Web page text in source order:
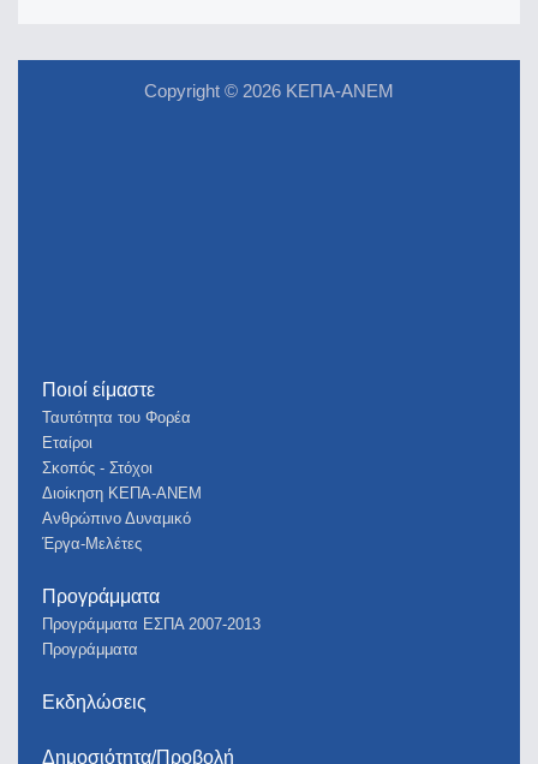
Copyright © 2026 ΚΕΠΑ-ΑΝΕΜ
Ποιοί είμαστε
Ταυτότητα του Φορέα
Εταίροι
Σκοπός - Στόχοι
Διοίκηση ΚΕΠΑ-ΑΝΕΜ
Ανθρώπινο Δυναμικό
Έργα-Μελέτες
Προγράμματα
Προγράμματα ΕΣΠΑ 2007-2013
Προγράμματα
Εκδηλώσεις
Δημοσιότητα/Προβολή